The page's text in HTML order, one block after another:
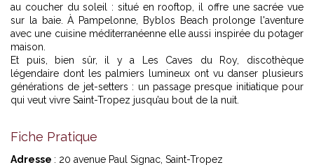
au coucher du soleil : situé en rooftop, il offre une sacrée vue
sur la baie. À Pampelonne, Byblos Beach prolonge l'aventure
avec une cuisine méditerranéenne elle aussi inspirée du potager
maison.
Et puis, bien sûr, il y a Les Caves du Roy, discothèque
légendaire dont les palmiers lumineux ont vu danser plusieurs
générations de jet-setters : un passage presque initiatique pour
qui veut vivre Saint-Tropez jusqu’au bout de la nuit.
Fiche Pratique
Adresse : 20 avenue Paul Signac, Saint-Tropez